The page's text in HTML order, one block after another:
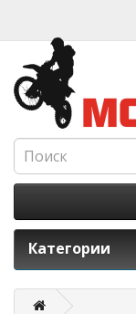
Категории